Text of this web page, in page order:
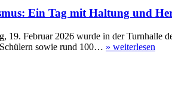
Ein Tag mit Haltung und
19. Februar 2026 wurde in der Turnhalle
sowie rund 100… » weiterlesen